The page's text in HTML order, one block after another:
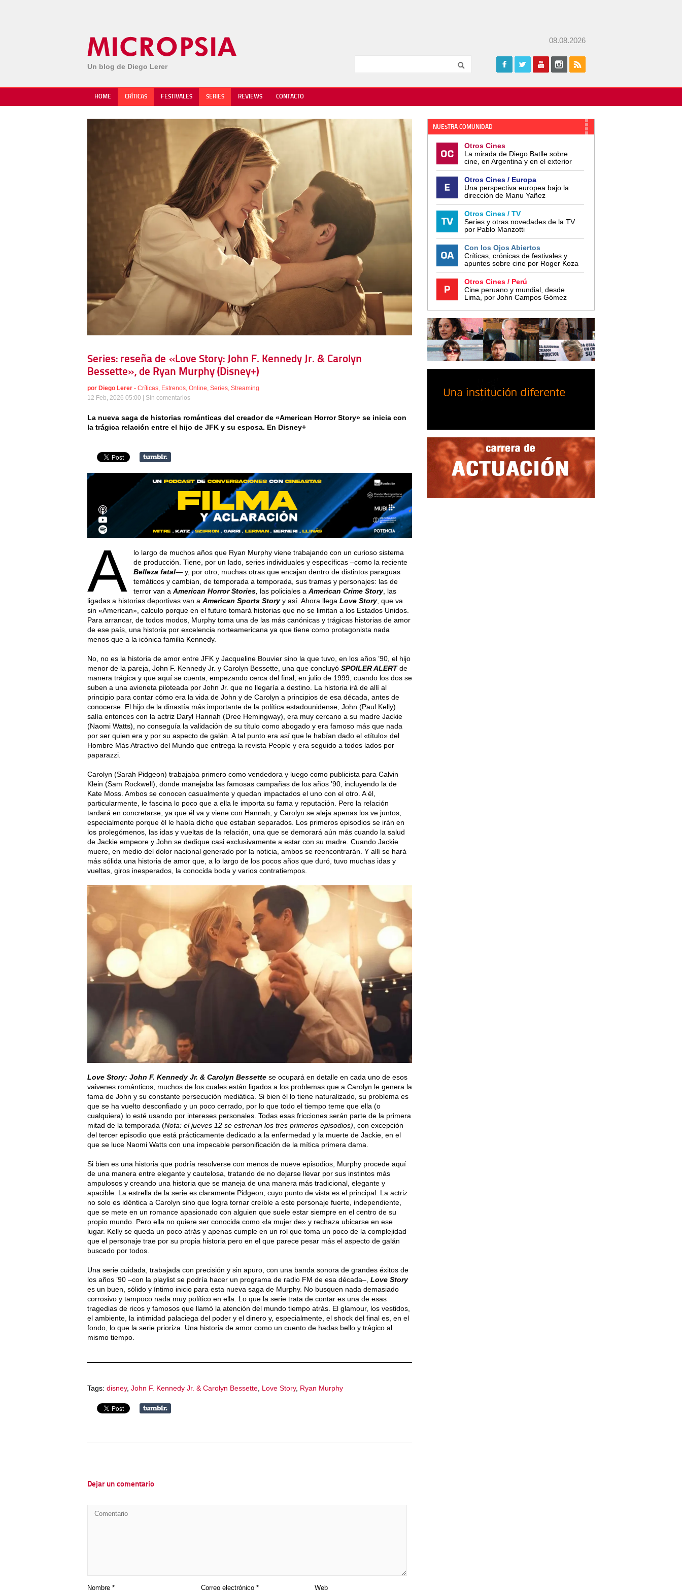
Un blog de Diego Lerer
08.08.2026
HOME CRÍTICAS FESTIVALES SERIES REVIEWS CONTACTO
Series: reseña de «Love Story: John F. Kennedy Jr. & Carolyn
Bessette», de Ryan Murphy (Disney+)
por Diego Lerer - Críticas, Estrenos, Online, Series, Streaming
12 Feb, 2026 05:00 | Sin comentarios
La nueva saga de historias románticas del creador de «American Horror Story» se inicia con
la trágica relación entre el hijo de JFK y su esposa. En Disney+
A
lo largo de muchos años que Ryan Murphy viene trabajando con un curioso sistema
de producción. Tiene, por un lado, series individuales y específicas –como la reciente
Belleza fatal— y, por otro, muchas otras que encajan dentro de distintos paraguas
temáticos y cambian, de temporada a temporada, sus tramas y personajes: las de
terror van a American Horror Stories, las policiales a American Crime Story, las
ligadas a historias deportivas van a American Sports Storyy así. Ahora llega Love Story, que va
sin «American», calculo porque en el futuro tomará historias que no se limitan a los Estados Unidos.
Para arrancar, de todos modos, Murphy toma una de las más canónicas y trágicas historias de amor
de ese país, una historia por excelencia norteamericana ya que tiene como protagonista nada
menos que a la icónica familia Kennedy.
No, no es la historia de amor entre JFK y Jacqueline Bouvier sino la que tuvo, en los años ’90, el hijo
menor de la pareja, John F. Kennedy Jr. y Carolyn Bessette, una que concluyó SPOILER ALERT de
manera trágica y que aquí se cuenta, empezando cerca del final, en julio de 1999, cuando los dos se
suben a una avioneta piloteada por John Jr. que no llegaría a destino. La historia irá de allí al
principio para contar cómo era la vida de John y de Carolyn a principios de esa década, antes de
conocerse. El hijo de la dinastía más importante de la política estadounidense, John (Paul Kelly)
salía entonces con la actriz Daryl Hannah (Dree Hemingway), era muy cercano a su madre Jackie
(Naomi Watts), no conseguía la validación de su título como abogado y era famoso más que nada
por ser quien era y por su aspecto de galán. A tal punto era así que le habían dado el «título» del
Hombre Más Atractivo del Mundo que entrega la revista People y era seguido a todos lados por
paparazzi.
Carolyn (Sarah Pidgeon) trabajaba primero como vendedora y luego como publicista para Calvin
Klein (Sam Rockwell), donde manejaba las famosas campañas de los años ’90, incluyendo la de
Kate Moss. Ambos se conocen casualmente y quedan impactados el uno con el otro. A él,
particularmente, le fascina lo poco que a ella le importa su fama y reputación. Pero la relación
tardará en concretarse, ya que él va y viene con Hannah, y Carolyn se aleja apenas los ve juntos,
especialmente porque él le había dicho que estaban separados. Los primeros episodios se irán en
los prolegómenos, las idas y vueltas de la relación, una que se demorará aún más cuando la salud
de Jackie empeore y John se dedique casi exclusivamente a estar con su madre. Cuando Jackie
muere, en medio del dolor nacional generado por la noticia, ambos se reencontrarán. Y allí se hará
más sólida una historia de amor que, a lo largo de los pocos años que duró, tuvo muchas idas y
vueltas, giros inesperados, la conocida boda y varios contratiempos.
Love Story: John F. Kennedy Jr. & Carolyn Bessette se ocupará en detalle en cada uno de esos
vaivenes románticos, muchos de los cuales están ligados a los problemas que a Carolyn le genera la
fama de John y su constante persecución mediática. Si bien él lo tiene naturalizado, su problema es
que se ha vuelto desconfiado y un poco cerrado, por lo que todo el tiempo teme que ella (o
cualquiera) lo esté usando por intereses personales. Todas esas fricciones serán parte de la primera
mitad de la temporada (Nota: el jueves 12 se estrenan los tres primeros episodios) , con excepción
del tercer episodio que está prácticamente dedicado a la enfermedad y la muerte de Jackie, en el
que se luce Naomi Watts con una impecable personificación de la mítica primera dama.
Si bien es una historia que podría resolverse con menos de nueve episodios, Murphy procede aquí
de una manera entre elegante y cautelosa, tratando de no dejarse llevar por sus instintos más
ampulosos y creando una historia que se maneja de una manera más tradicional, elegante y
apacible. La estrella de la serie es claramente Pidgeon, cuyo punto de vista es el principal. La actriz
no solo es idéntica a Carolyn sino que logra tornar creíble a este personaje fuerte, independiente,
que se mete en un romance apasionado con alguien que suele estar siempre en el centro de su
propio mundo. Pero ella no quiere ser conocida como «la mujer de» y rechaza ubicarse en ese
lugar. Kelly se queda un poco atrás y apenas cumple en un rol que toma un poco de la complejidad
que el personaje trae por su propia historia pero en el que parece pesar más el aspecto de galán
buscado por todos.
Una serie cuidada, trabajada con precisión y sin apuro, con una banda sonora de grandes éxitos de
los años ’90 –con la playlist se podría hacer un programa de radio FM de esa década–, Love Story
es un buen, sólido y íntimo inicio para esta nueva saga de Murphy. No busquen nada demasiado
corrosivo y tampoco nada muy político en ella. Lo que la serie trata de contar es una de esas
tragedias de ricos y famosos que llamó la atención del mundo tiempo atrás. El glamour, los vestidos,
el ambiente, la intimidad palaciega del poder y el dinero y, especialmente, el shock del final es, en el
fondo, lo que la serie prioriza. Una historia de amor como un cuento de hadas bello y trágico al
mismo tiempo.
Tags: disney, John F. Kennedy Jr. & Carolyn Bessette Love Story, Ryan Murphy
Dejar un comentario
Nombre * Correo electrónico * Web
NUESTRA COMUNIDAD
Otros Cines
La mirada de Diego Batlle sobre
cine, en Argentina y en el exterior
Otros Cines / Europa
Una perspectiva europea bajo la
dirección de Manu Yañez
Otros Cines / TV
Series y otras novedades de la TV
por Pablo Manzotti
Con los Ojos Abiertos
Críticas, crónicas de festivales y
apuntes sobre cine por Roger Koza
Otros Cines / Perú
Cine peruano y mundial, desde
Lima, por John Campos Gómez